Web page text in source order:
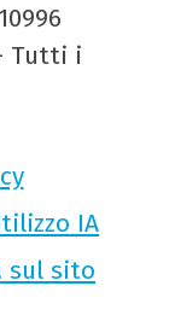
Tutti i
IA
sul sito